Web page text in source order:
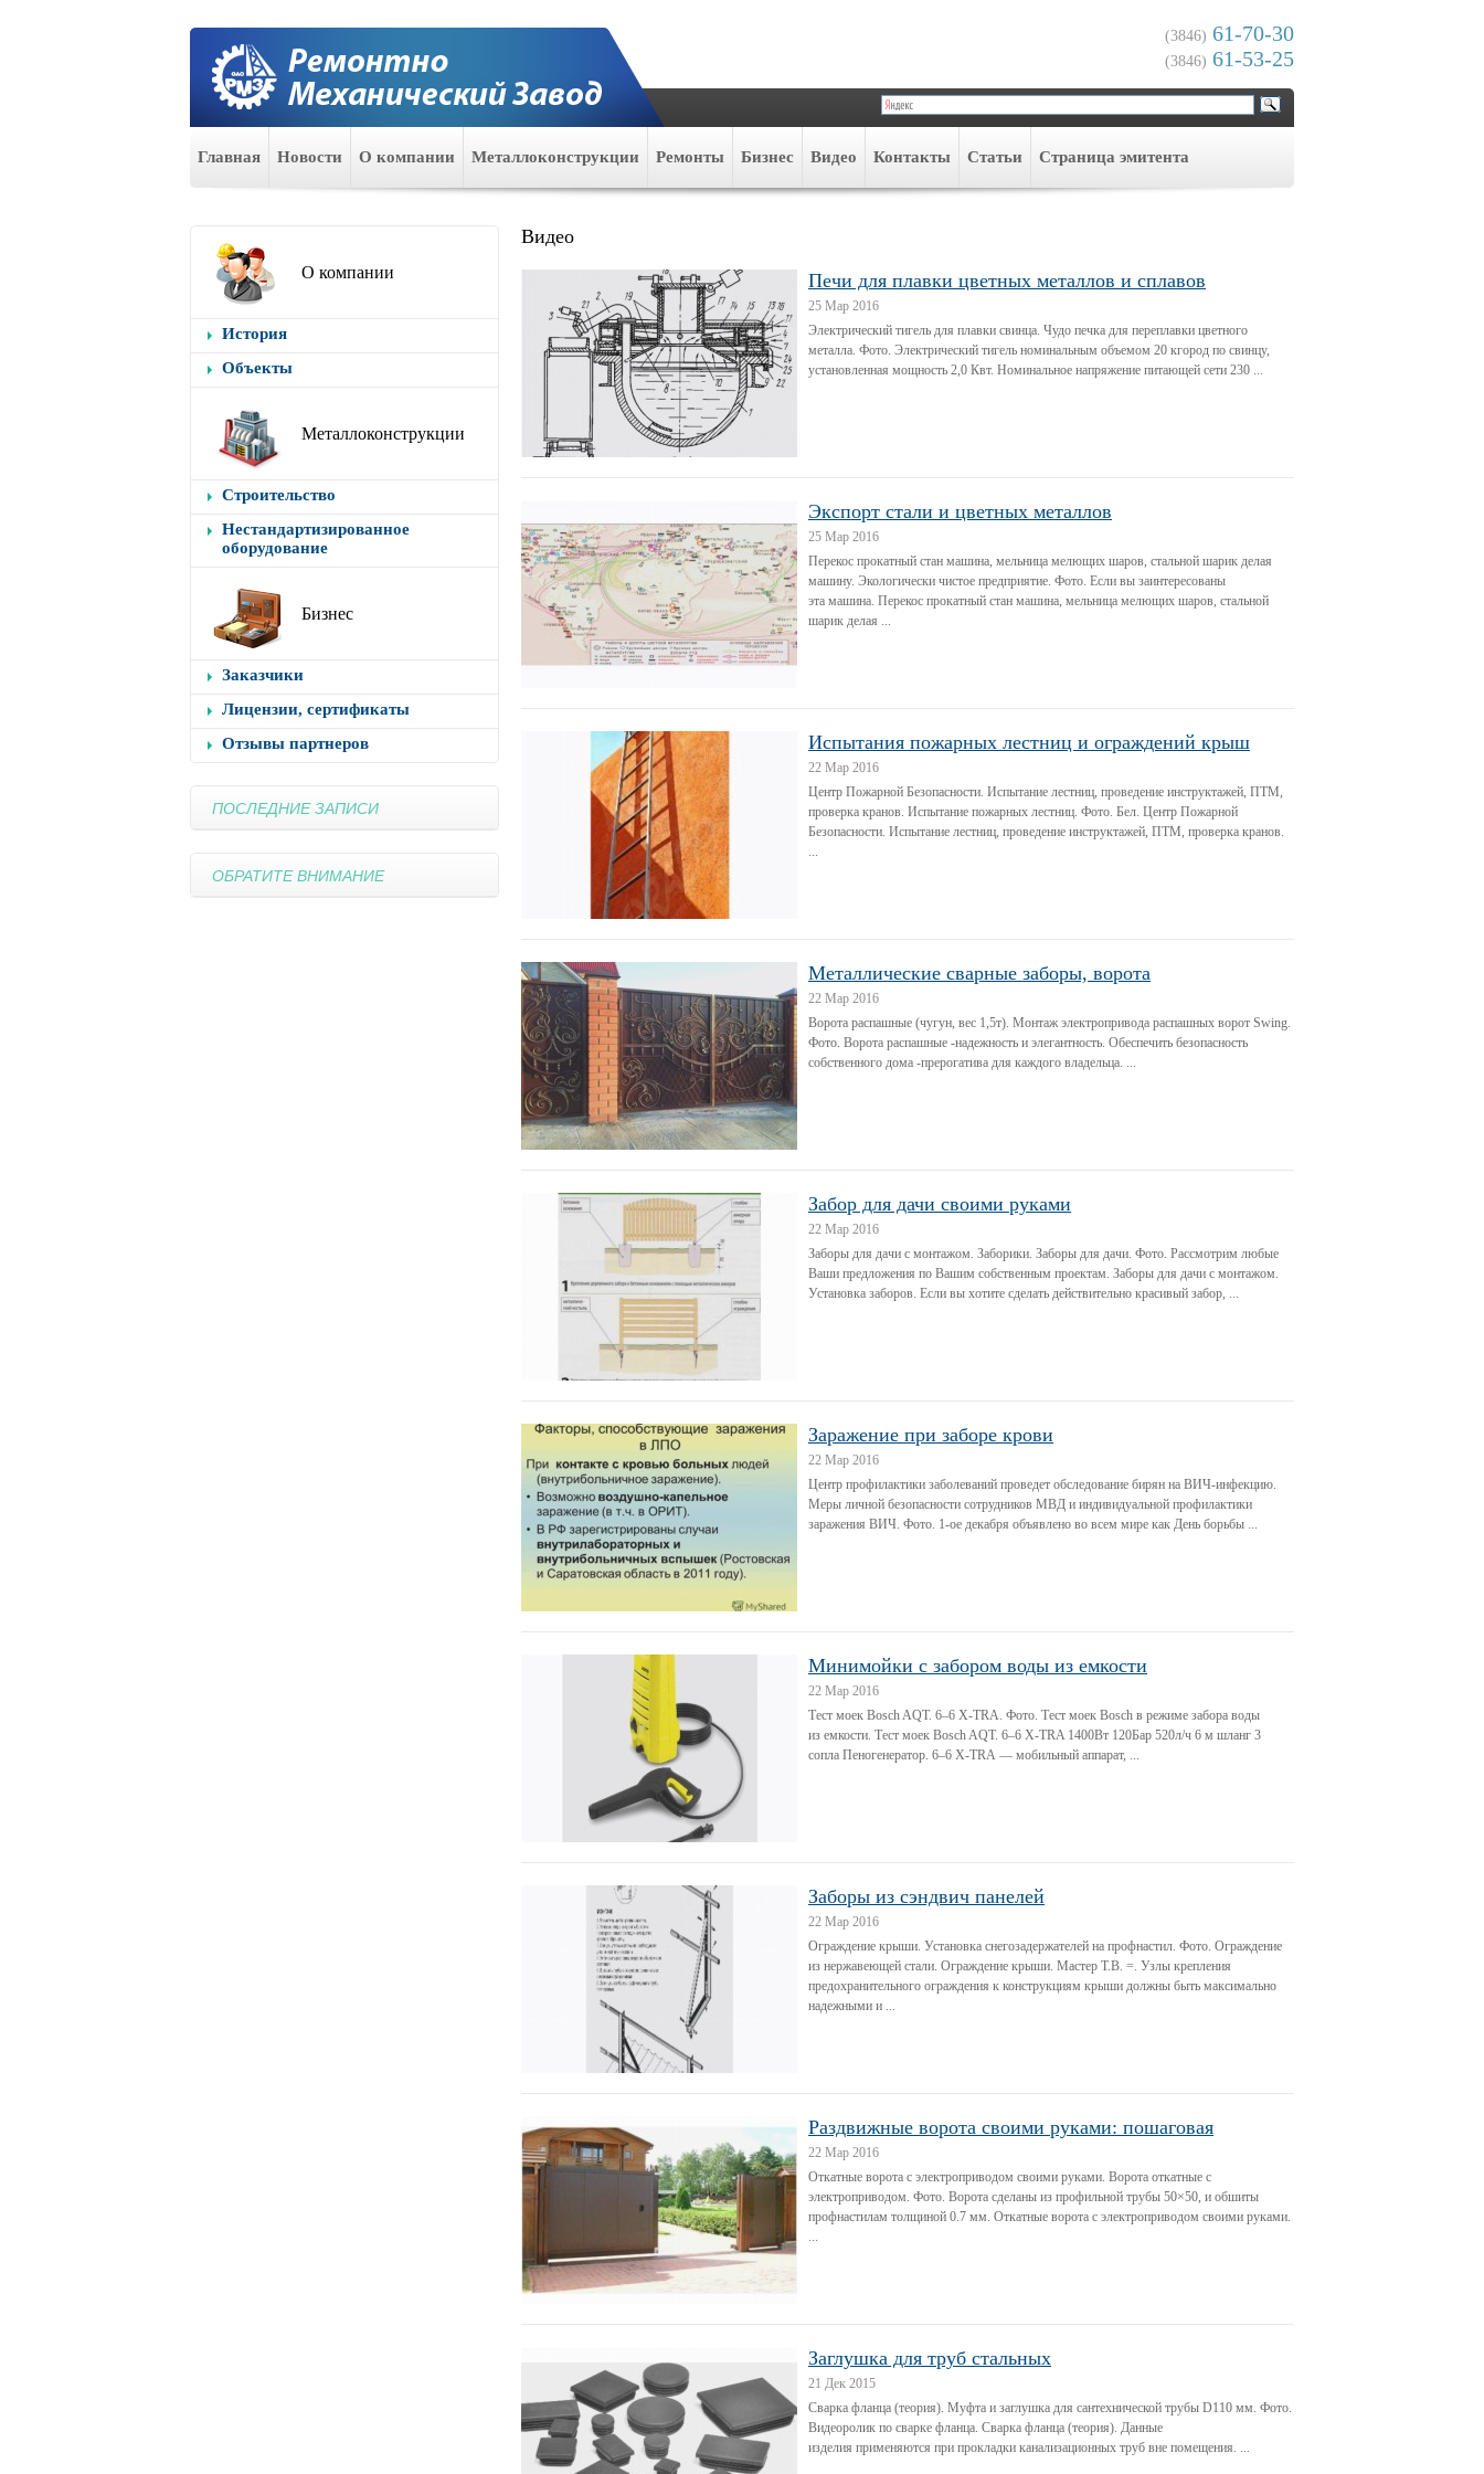
(3846) 61-70-30
(3846) 61-53-25
Главная Новости О компании Металлоконструкции Ремонты Бизнес Видео Контакты Статьи Cтраница эмитента
О компании
История
Объекты
Металлоконструкции
Строительство
Нестандартизированное
оборудование
Бизнес
Заказчики
Лицензии, сертификаты
Отзывы партнеров
ПОСЛЕДНИЕ ЗАПИСИ
ОБРАТИТЕ ВНИМАНИЕ
Видео
Печи для плавки цветных металлов и сплавов
25 Мар 2016
Электрический тигель для плавки свинца. Чудо печка для переплавки цветного
металла. Фото. Электрический тигель номинальным объемом 20 кгород по свинцу,
установленная мощность 2,0 Квт. Номинальное напряжение питающей сети 230 ...
Экспорт стали и цветных металлов
25 Мар 2016
Перекос прокатный стан машина, мельница мелющих шаров, стальной шарик делая
машину. Экологически чистое предприятие. Фото. Если вы заинтересованы
эта машина. Перекос прокатный стан машина, мельница мелющих шаров, стальной
шарик делая ...
Испытания пожарных лестниц и ограждений крыш
22 Мар 2016
Центр Пожарной Безопасности. Испытание лестниц, проведение инструктажей, ПТМ,
проверка кранов. Испытание пожарных лестниц. Фото. Бел. Центр Пожарной
Безопасности. Испытание лестниц, проведение инструктажей, ПТМ, проверка кранов.
...
Металлические сварные заборы, ворота
22 Мар 2016
Ворота распашные (чугун, вес 1,5т). Монтаж электропривода распашных ворот Swing.
Фото. Ворота распашные -надежность и элегантность. Обеспечить безопасность
собственного дома -прерогатива для каждого владельца. ...
Забор для дачи своими руками
22 Мар 2016
Заборы для дачи с монтажом. Заборики. Заборы для дачи. Фото. Рассмотрим любые
Ваши предложения по Вашим собственным проектам. Заборы для дачи с монтажом.
Установка заборов. Если вы хотите сделать действительно красивый забор, ...
Заражение при заборе крови
22 Мар 2016
Центр профилактики заболеваний проведет обследование бирян на ВИЧ-инфекцию.
Меры личной безопасности сотрудников МВД и индивидуальной профилактики
заражения ВИЧ. Фото. 1-ое декабря объявлено во всем мире как День борьбы ...
Минимойки с забором воды из емкости
22 Мар 2016
Тест моек Bosch AQT. 6–6 Х-TRA. Фото. Тест моек Bosch в режиме забора воды
из емкости. Тест моек Bosch AQT. 6–6 Х-TRA 1400Вт 120Бар 520л/ч 6 м шланг 3
сопла Пеногенератор. 6–6 Х-TRA — мобильный аппарат, ...
Заборы из сэндвич панелей
22 Мар 2016
Ограждение крыши. Установка снегозадержателей на профнастил. Фото. Ограждение
из нержавеющей стали. Ограждение крыши. Мастер Т.В. =. Узлы крепления
предохранительного ограждения к конструкциям крыши должны быть максимально
надежными и ...
Раздвижные ворота своими руками: пошаговая
22 Мар 2016
Откатные ворота с электроприводом своими руками. Ворота откатные с
электроприводом. Фото. Ворота сделаны из профильной трубы 50×50, и обшиты
профнастилам толщиной 0.7 мм. Откатные ворота с электроприводом своими руками.
...
Заглушка для труб стальных
21 Дек 2015
Сварка фланца (теория). Муфта и заглушка для сантехнической трубы D110 мм. Фото.
Видеоролик по сварке фланца. Сварка фланца (теория). Данные
изделия применяются при прокладки канализационных труб вне помещения. ...